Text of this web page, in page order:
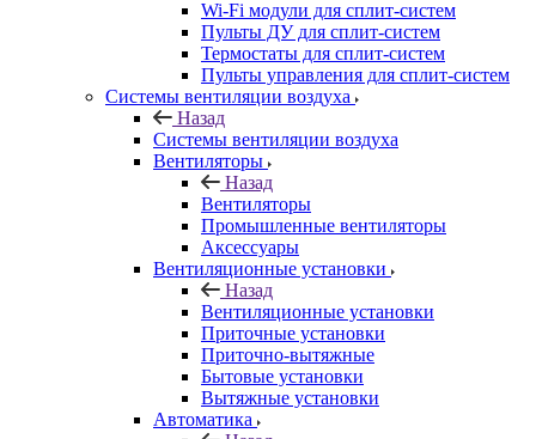
Wi-Fi модули для сплит-систем
Пульты ДУ для сплит-систем
Термостаты для сплит-систем
Пульты управления для сплит-систем
Системы вентиляции воздуха
Назад
Системы вентиляции воздуха
Вентиляторы
Назад
Вентиляторы
Промышленные вентиляторы
Аксессуары
Вентиляционные установки
Назад
Вентиляционные установки
Приточные установки
Приточно-вытяжные
Бытовые установки
Вытяжные установки
Автоматика